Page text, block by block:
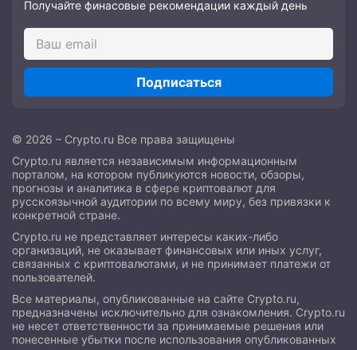
Получайте финасовые рекомендации каждый день
Подписаться
© 2026 – Crypto.ru Все права защищены
Crypto.ru является независимым информационным
порталом, на котором публикуются новости, обзоры,
прогнозы и аналитика в сфере криптовалют для
русскоязычной аудитории по всему миру, без привязки к
конкретной стране.
Crypto.ru не представляет интересы каких-либо
организаций, не оказывает финансовых или иных услуг,
связанных с криптовалютами, и не принимает платежи от
пользователей.
Все материалы, опубликованные на сайте Crypto.ru,
предназначены исключительно для ознакомления. Crypto.ru
не несет ответственности за принимаемые решения или
понесенные убытки после использования опубликованных